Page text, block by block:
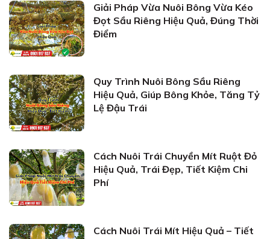
Giải Pháp Vừa Nuôi Bông Vừa Kéo
Đọt Sầu Riêng Hiệu Quả, Đúng Thời
Điểm
Quy Trình Nuôi Bông Sầu Riêng
Hiệu Quả, Giúp Bông Khỏe, Tăng Tỷ
Lệ Đậu Trái
Cách Nuôi Trái Chuyền Mít Ruột Đỏ
Hiệu Quả, Trái Đẹp, Tiết Kiệm Chi
Phí
Cách Nuôi Trái Mít Hiệu Quả – Tiết